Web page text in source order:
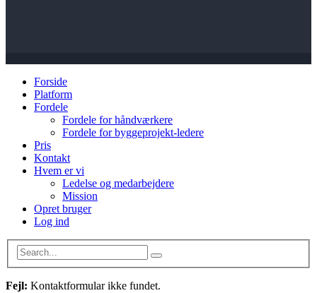
Forside
Platform
Fordele
Fordele for håndværkere
Fordele for byggeprojekt-ledere
Pris
Kontakt
Hvem er vi
Ledelse og medarbejdere
Mission
Opret bruger
Log ind
Fejl: Kontaktformular ikke fundet.